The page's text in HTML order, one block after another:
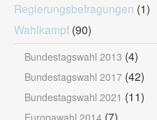
Regierungsbefragungen (1)
Wahlkampf (90)
Bundestagswahl 2013 (4)
Bundestagswahl 2017 (42)
Bundestagswahl 2021 (11)
Europawahl 2014 (7)